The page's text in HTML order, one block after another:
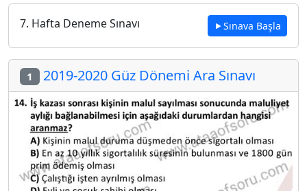
7. Hafta Deneme Sınavı Sınava Başla
1 2019-2020 Güz Dönemi Ara Sınavı